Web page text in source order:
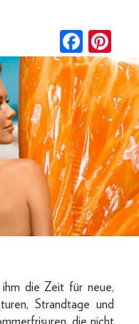
die Zeit für neue,
Strandtage und